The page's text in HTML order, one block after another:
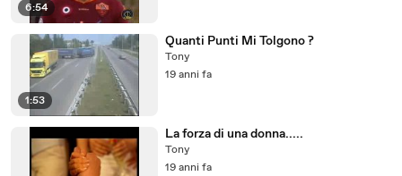
6:54
1:53
Quanti Punti Mi Tolgono ?
Tony
19 anni fa
La forza di una donna.....
Tony
19 anni fa